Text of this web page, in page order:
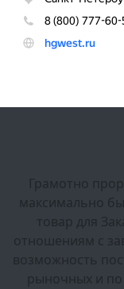
Грамотно
максимально
товар для
отношениям с
возможность
рыночных и